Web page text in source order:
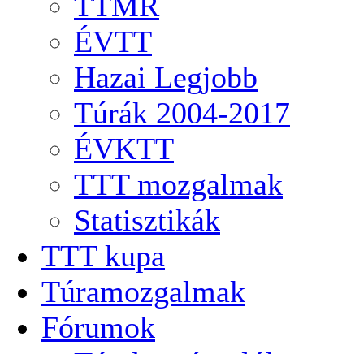
ÉVTT
Hazai Legjobb
Túrák 2004-2017
ÉVKTT
TTT mozgalmak
Statisztikák
TTT kupa
Túramozgalmak
Fórumok